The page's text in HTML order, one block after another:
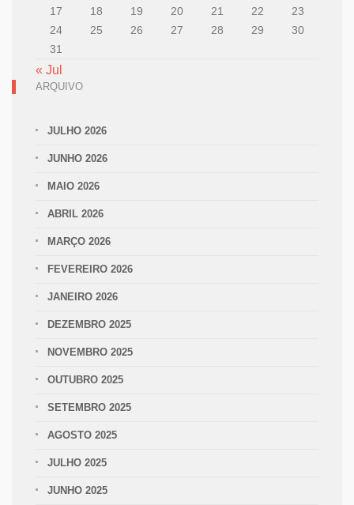
17
18 19 20 21 22
23
24
25 26 27 28 29
30
31
« Jul
ARQUIVO
JULHO 2026
JUNHO 2026
MAIO 2026
ABRIL 2026
MARÇO 2026
FEVEREIRO 2026
JANEIRO 2026
DEZEMBRO 2025
NOVEMBRO 2025
OUTUBRO 2025
SETEMBRO 2025
AGOSTO 2025
JULHO 2025
JUNHO 2025